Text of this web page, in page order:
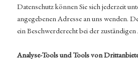
Datenschutz können Sie sich jederzeit
angegebenen Adresse an uns wenden.
ein Beschwerderecht bei der
Analyse-Tools und Tools von